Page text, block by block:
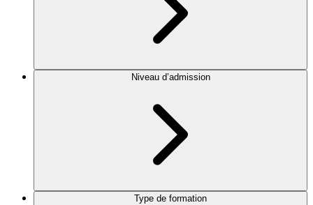
Niveau d’admission
Type de formation